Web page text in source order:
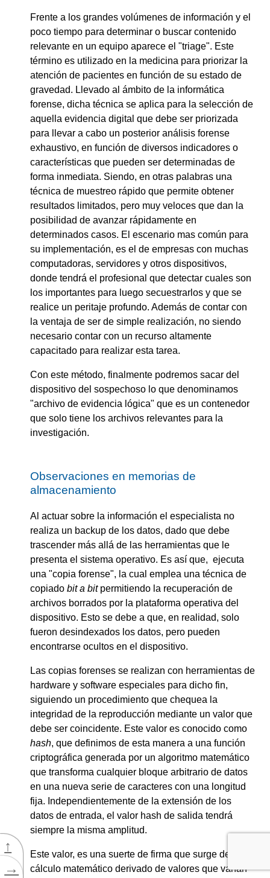
↑
→
Frente a los grandes volúmenes de información y el
poco tiempo para determinar o buscar contenido
relevante en un equipo aparece el "triage". Este
término es utilizado en la medicina para priorizar la
atención de pacientes en función de su estado de
gravedad. Llevado al ámbito de la informática
forense, dicha técnica se aplica para la selección de
aquella evidencia digital que debe ser priorizada
para llevar a cabo un posterior análisis forense
exhaustivo, en función de diversos indicadores o
características que pueden ser determinadas de
forma inmediata. Siendo, en otras palabras una
técnica de muestreo rápido que permite obtener
resultados limitados, pero muy veloces que dan la
posibilidad de avanzar rápidamente en
determinados casos. El escenario mas común para
su implementación, es el de empresas con muchas
computadoras, servidores y otros dispositivos,
donde tendrá el profesional que detectar cuales son
los importantes para luego secuestrarlos y que se
realice un peritaje profundo. Además de contar con
la ventaja de ser de simple realización, no siendo
necesario contar con un recurso altamente
capacitado para realizar esta tarea.
Con este método, finalmente podremos sacar del
dispositivo del sospechoso lo que denominamos
"archivo de evidencia lógica" que es un contenedor
que solo tiene los archivos relevantes para la
investigación.
Observaciones en memorias de
almacenamiento
Al actuar sobre la información el especialista no
realiza un backup de los datos, dado que debe
trascender más allá de las herramientas que le
presenta el sistema operativo. Es así que, ejecuta
una "copia forense", la cual emplea una técnica de
copiado bit a bitpermitiendo la recuperación de
archivos borrados por la plataforma operativa del
dispositivo. Esto se debe a que, en realidad, solo
fueron desindexados los datos, pero pueden
encontrarse ocultos en el dispositivo.
Las copias forenses se realizan con herramientas de
hardware y software especiales para dicho fin,
siguiendo un procedimiento que chequea la
integridad de la reproducción mediante un valor que
debe ser coincidente. Este valor es conocido como
hash, que definimos de esta manera a una función
criptográfica generada por un algoritmo matemático
que transforma cualquier bloque arbitrario de datos
en una nueva serie de caracteres con una longitud
fija. Independientemente de la extensión de los
datos de entrada, el valor hash de salida tendrá
siempre la misma amplitud.
Este valor, es una suerte de firma que surge de un
cálculo matemático derivado de valores que varían